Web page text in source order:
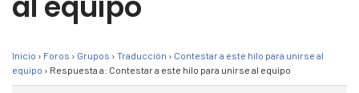
Inicio › Foros › Grupos › Traducción › Contestar a este hilo para unirse al
equipo › Respuesta a: Contestar a este hilo para unirse al equipo